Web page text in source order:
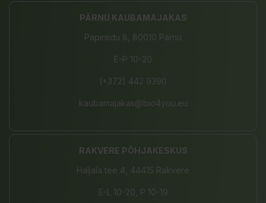
PÄRNU KAUBAMAJAKAS
Papiniidu 8, 80010 Pärnu
E-P 10-20
(+372) 442 9390
kaubamajakas@bio4you.eu
RAKVERE PÕHJAKESKUS
Haljala tee 4, 44415 Rakvere
E-L 10-20, P 10-19